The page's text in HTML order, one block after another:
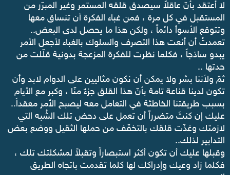
‏لا أعتقد بأنّ عاقلاً سيصدق قلقه المستمر وغير المبرّر من
المستقبل في كل مرة ، فمن غباء الفكرة أن تنساق معها
وتتوقع الأسوأ دائماً ، ولكن هذا ما يحصل لدى البعض..
‏تعمدتُ أن أنعت هذا التصرف والسلوك بالغباء لأجعل الأمر
يبدو ساذجاً ، فكلما نظرت للفكرة المزعجة بدونية قلّلت من
حدتها ..
‏ثمّ ولأننا بشر ولا يمكن أن نكون مثاليين على الدوام لابد وأن
تكون لدينا قناعة تامة بأنّ هذا القلق جزءٌ منّا ، وكبر مع الأيام
بسبب طريقتنا الخاطئة في التعامل معه ليصبح الأمر معقداً..
‏عليك إن كنتَ متضرراً أن تعمل على دحض تلك الشُبه التي
لازمتك وغذّت قلقك بالتخفّف من حملها الثقيل ووضع بعض
التدابير لذلك..
‏وقبلها عليك أن تكون أكثر استبصاراً وتقبلاً لمشكلتك تلك ،
فكلما زاد وعيك وإدراكك لها كلما تقدمت باتجاه الطريق